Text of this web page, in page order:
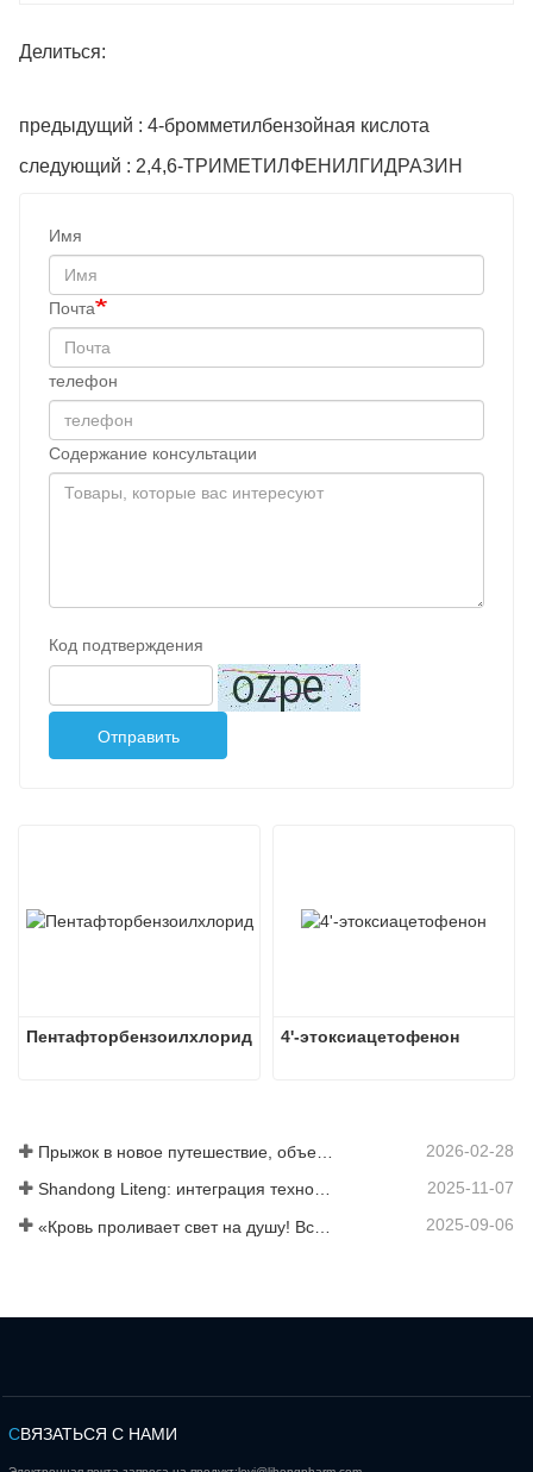
Делиться:
предыдущий : 4-бромметилбензойная кислота
следующий : 2,4,6-ТРИМЕТИЛФЕНИЛГИДРАЗИН
Имя
Почта
телефон
Содержание консультации
Код подтверждения
Отправить
Пентафторбензоилхлорид 4'-этоксиацетофенон
2026-02-28
Shandong Liteng: интеграция технологических услуг, индивидуальный синтез и масштабное производство для расширения глобальной торговой сети в сфере химической продукции 2025-11-07
2025-09-06
СВЯЗАТЬСЯ С НАМИ